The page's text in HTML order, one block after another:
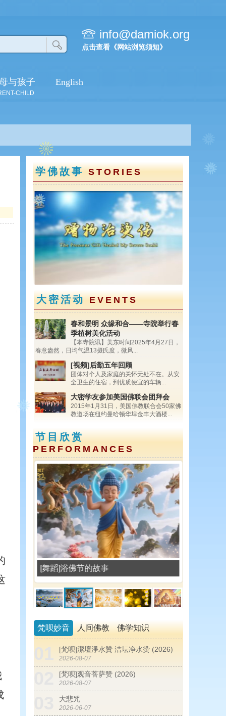
info@damiok.org
点击查看《网站浏览须知》
与孩子
CHILD
English
学佛故事STORIES
大密活动EVENTS
春和景明 众缘和合——寺院举行春
季植树美化活动
【本寺院讯】美东时间2025年4月27日，
春意盎然，日均气温13摄氏度，微风...
[视频]后勤五年回顾
团体对个人及家庭的关怀无处不在。从安
全卫生的住宿，到优质便宜的车辆...
大密学友参加美国佛联会团拜会
2015年1月31日，美国佛教联合会50家佛
教道场在纽约曼哈顿华埠金丰大酒楼...
节目欣赏
PERFORMANCES
[舞蹈]浴佛节的故事
梵呗妙音 人间佛教 佛学知识
01 [梵呗]潔壇淨水贊 洁坛净水赞 (2026)
2026-08-07
[梵呗]观音菩萨赞 (2026)
2026-08-07
大悲咒
2026-06-07